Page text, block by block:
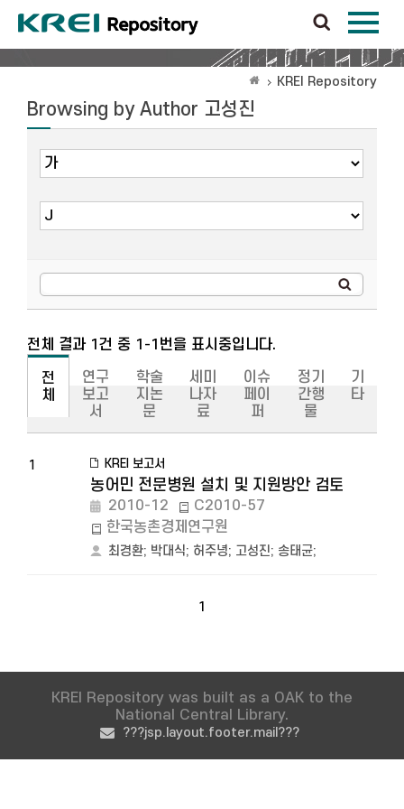
KREI Repository
Browsing by Author 고성진
전체 결과 1건 중 1-1번을 표시중입니다.
전
체
연구
보고
서
학술
지논
문
세미
나자
료
이슈
페이
퍼
정기
간행
물
기
타
1 KREI 보고서
농어민 전문병원 설치 및 지원방안 검토
2010-12
C2010-57
한국농촌경제연구원
최경환; 박대식; 허주녕; 고성진; 송태균;
1
KREI Repository was built as a OAK to the
National Central Library.
???jsp.layout.footer.mail???